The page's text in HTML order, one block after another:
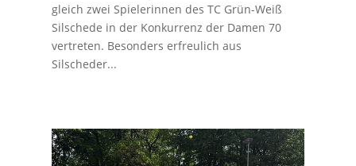
gleich zwei Spielerinnen des TC Grün-Weiß
Silschede in der Konkurrenz der Damen 70
vertreten. Besonders erfreulich aus
Silscheder...